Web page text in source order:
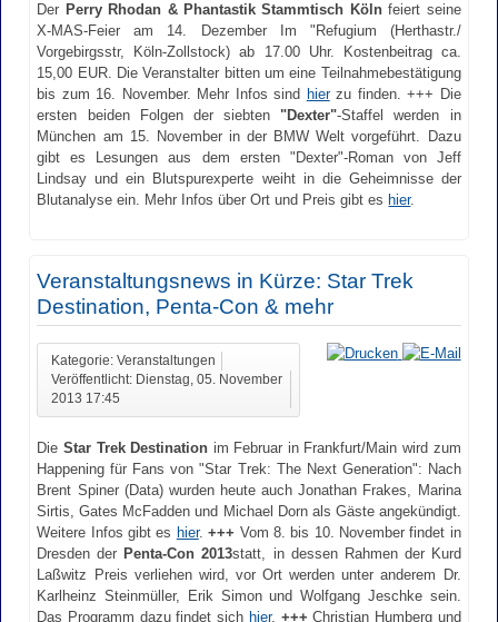
Der Perry Rhodan & Phantastik Stammtisch Kölnfeiert seine
X-MAS-Feier am 14. Dezember Im "Refugium (Herthastr./
Vorgebirgsstr, Köln-Zollstock) ab 17.00 Uhr. Kostenbeitrag ca.
15,00 EUR. Die Veranstalter bitten um eine Teilnahmebestätigung
bis zum 16. November. Mehr Infos sind hierzu finden. +++ Die
ersten beiden Folgen der siebten "Dexter"-Staffel werden in
München am 15. November in der BMW Welt vorgeführt. Dazu
gibt es Lesungen aus dem ersten "Dexter"-Roman von Jeff
Lindsay und ein Blutspurexperte weiht in die Geheimnisse der
Blutanalyse ein. Mehr Infos über Ort und Preis gibt es hier.
Veranstaltungsnews in Kürze: Star Trek
Destination, Penta-Con & mehr
Kategorie: Veranstaltungen
Veröffentlicht: Dienstag, 05. November
2013 17:45
Die Star Trek Destination im Februar in Frankfurt/Main wird zum
Happening für Fans von "Star Trek: The Next Generation": Nach
Brent Spiner (Data) wurden heute auch Jonathan Frakes, Marina
Sirtis, Gates McFadden und Michael Dorn als Gäste angekündigt.
Weitere Infos gibt es hier. +++ Vom 8. bis 10. November findet in
Dresden der Penta-Con 2013statt, in dessen Rahmen der Kurd
Laßwitz Preis verliehen wird, vor Ort werden unter anderem Dr.
Karlheinz Steinmüller, Erik Simon und Wolfgang Jeschke sein.
Das Programm dazu findet sich hier. +++ Christian Humberg und